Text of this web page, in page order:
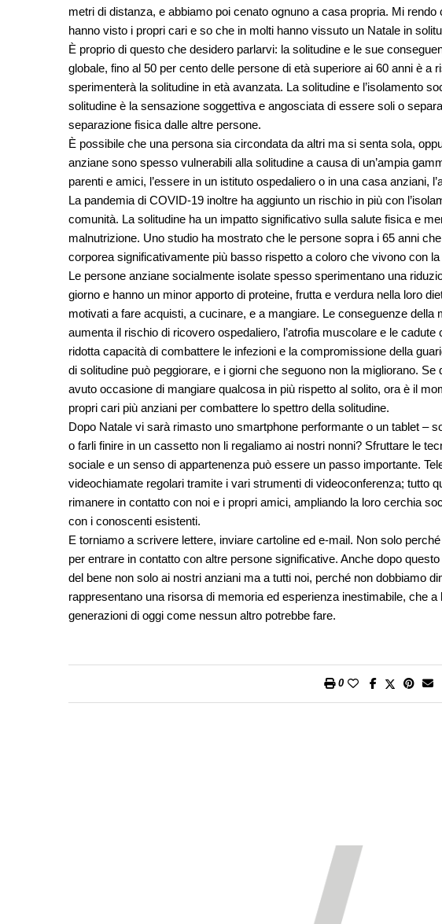
metri di distanza, e abbiamo poi cenato ognuno a casa propria. Mi
hanno visto i propri cari e so che in molti hanno vissuto un Natale in
È proprio di questo che desidero parlarvi: la solitudine e le sue
globale, fino al 50 per cento delle persone di età superiore ai 60 anni è
sperimenterà la solitudine in età avanzata. La solitudine e l’isolamento
solitudine è la sensazione soggettiva e angosciata di essere soli o
separazione fisica dalle altre persone.
È possibile che una persona sia circondata da altri ma si senta sola,
anziane sono spesso vulnerabili alla solitudine a causa di un’ampia
parenti e amici, l’essere in un istituto ospedaliero o in una casa anziani,
La pandemia di COVID-19 inoltre ha aggiunto un rischio in più con
comunità. La solitudine ha un impatto significativo sulla salute fisica e
malnutrizione. Uno studio ha mostrato che le persone sopra i 65 anni
corporea significativamente più basso rispetto a coloro che vivono con la
Le persone anziane socialmente isolate spesso sperimentano una
giorno e hanno un minor apporto di proteine, frutta e verdura nella loro
motivati a fare acquisti, a cucinare, e a mangiare. Le conseguenze
aumenta il rischio di ricovero ospedaliero, l’atrofia muscolare e le
ridotta capacità di combattere le infezioni e la compromissione della
di solitudine può peggiorare, e i giorni che seguono non la migliorano.
avuto occasione di mangiare qualcosa in più rispetto al solito, ora è il
propri cari più anziani per combattere lo spettro della solitudine.
Dopo Natale vi sarà rimasto uno smartphone performante o un tablet –
o farli finire in un cassetto non li regaliamo ai nostri nonni? Sfruttare le
sociale e un senso di appartenenza può essere un passo importante.
videochiamate regolari tramite i vari strumenti di videoconferenza; tutto
rimanere in contatto con noi e i propri amici, ampliando la loro cerchia
con i conoscenti esistenti.
E torniamo a scrivere lettere, inviare cartoline ed e-mail. Non solo
per entrare in contatto con altre persone significative. Anche dopo
del bene non solo ai nostri anziani ma a tutti noi, perché non dobbiamo
rappresentano una risorsa di memoria ed esperienza inestimabile, che
generazioni di oggi come nessun altro potrebbe fare.
0